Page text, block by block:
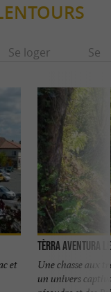
Se loger Se
et
Tèrra Aventura
Une chasse aux
un univers